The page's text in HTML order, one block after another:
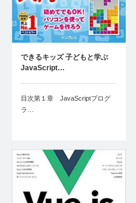
できるキッズ 子どもと学ぶ
JavaScript…
目次第１章 JavaScriptプログ
ラ…